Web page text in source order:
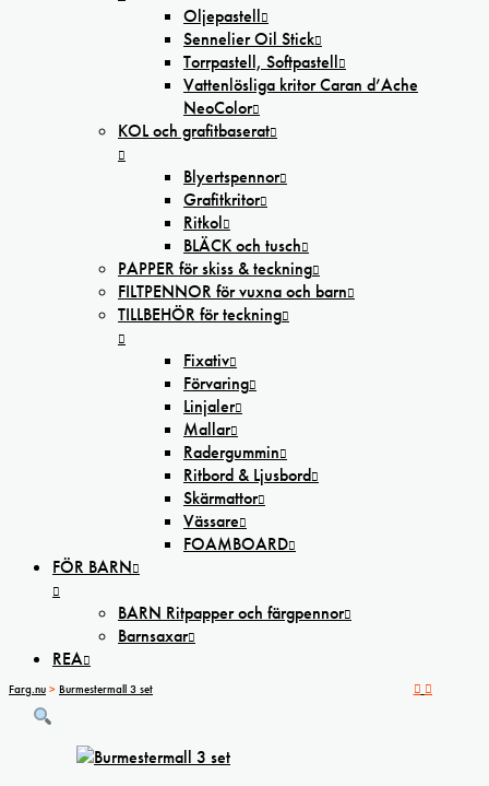
Oljepastell
Sennelier Oil Stick
Torrpastell, Softpastell
Vattenlösliga kritor Caran d’Ache
NeoColor
KOL och grafitbaserat
Blyertspennor
Grafitkritor
Ritkol
BLÄCK och tusch
PAPPER för skiss & teckning
FILTPENNOR för vuxna och barn
TILLBEHÖR för teckning
Fixativ
Förvaring
Linjaler
Mallar
Radergummin
Ritbord & Ljusbord
Skärmattor
Vässare
FOAMBOARD
FÖR BARN
BARN Ritpapper och färgpennor
Barnsaxar
REA
Farg.nu > Burmestermall 3 set